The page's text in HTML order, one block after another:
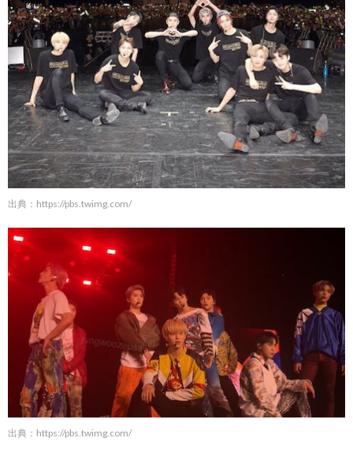
出典： https://pbs.twimg.com/
出典： https://pbs.twimg.com/